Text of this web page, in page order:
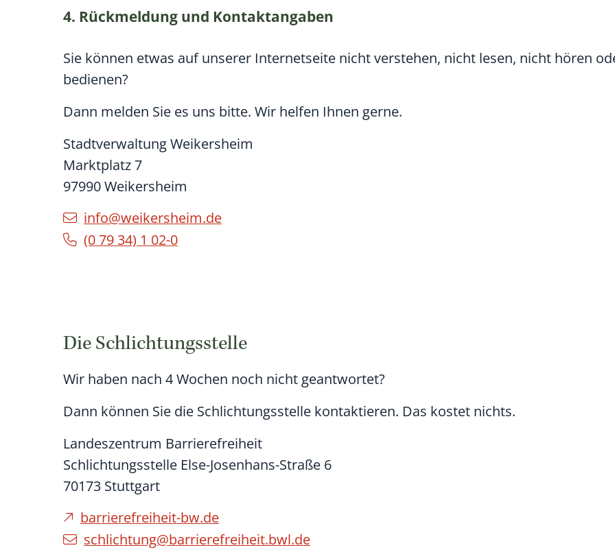
4. Rückmeldung und Kontaktangaben
Sie können etwas auf unserer Internetseite nicht verstehen, nicht lesen, nicht hören
bedienen?
Dann melden Sie es uns bitte. Wir helfen Ihnen gerne.
Stadtverwaltung Weikersheim
Marktplatz 7
97990Weikersheim
info@weikersheim.de
(0 79 34) 1 02-0
Die Schlichtungsstelle
Wir haben nach 4 Wochen noch nicht geantwortet?
Dann können Sie die Schlichtungsstelle kontaktieren. Das kostet nichts.
Landeszentrum Barrierefreiheit
Schlichtungsstelle Else-Josenhans-Straße 6
70173 Stuttgart
barrierefreiheit-bw.de
schlichtung@barrierefreiheit.bwl.de